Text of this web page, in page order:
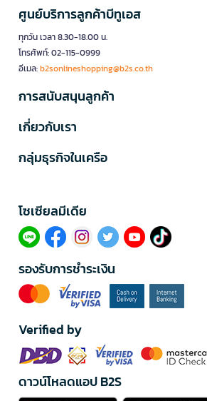
ศูนย์บริการลูกค้าบีทูเอส
ทุกวัน เวลา 8.30-18.00 น.
โทรศัพท์: 02-115-0999
อีเมล:b2sonlineshopping@b2s.co.th
การสนับสนุนลูกค้า
เกี่ยวกับเรา
กลุ่มธุรกิจในเครือ
โซเซียลมีเดีย​
รองรับการชำระเงิน
Verified by
ดาวน์โหลดแอป B2S